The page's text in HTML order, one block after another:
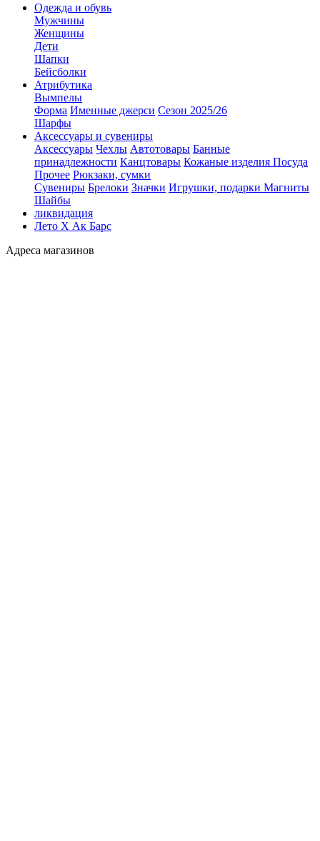
Одежда и обувь
Мужчины
Женщины
Дети
Шапки
Бейсболки
Атрибутика
Вымпелы
Форма Именные джерси Сезон 2025/26
Шарфы
Аксессуары и сувениры
Аксессуары Чехлы Автотовары Банные
принадлежности Канцтовары Кожаные изделия Посуда
Прочее Рюкзаки, сумки
Сувениры Брелоки Значки Игрушки, подарки Магниты
Шайбы
ликвидация
Лето Х Ак Барс
Адреса магазинов